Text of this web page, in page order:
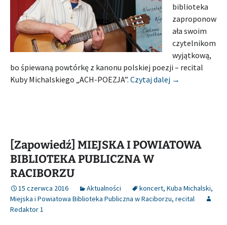
biblioteka
zaproponow
ała swoim
czytelnikom
wyjątkową,
bo śpiewaną powtórkę z kanonu polskiej poezji – recital
Kuby Michalskiego „ACH-POEZJA”. Czytaj dalej [Relacja]
→
[Zapowiedź] MIEJSKA I POWIATOWA
BIBLIOTEKA PUBLICZNA W
RACIBORZU
15 czerwca 2016 Aktualności koncert, Kuba Michalski,
Miejska i Powiatowa Biblioteka Publiczna w Raciborzu, recital
Redaktor 1